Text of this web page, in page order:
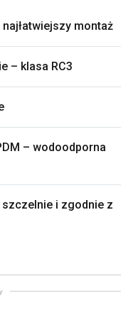
montaż
– klasa RC3
– wodoodporna
i zgodnie z